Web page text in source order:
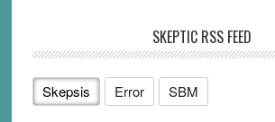
SKEPTIC RSS FEED
Skepsis Error SBM